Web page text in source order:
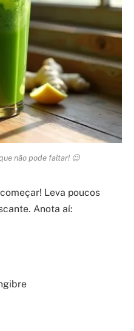
não pode faltar! 😉
Leva poucos
Anota aí: